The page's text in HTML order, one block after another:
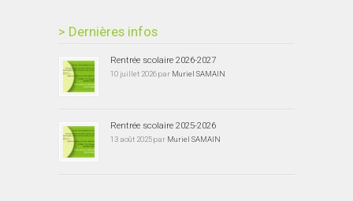
> Dernières infos
Rentrée scolaire 2026-2027
10 juillet 2026 par Muriel SAMAIN
Rentrée scolaire 2025-2026
13 août 2025 par Muriel SAMAIN